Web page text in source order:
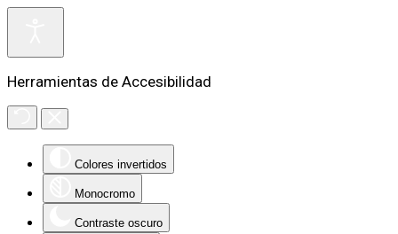
Herramientas de Accesibilidad
Colores invertidos
Monocromo
Contraste oscuro